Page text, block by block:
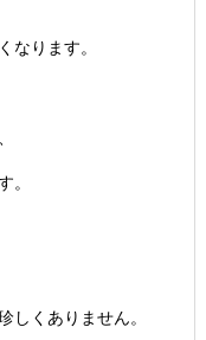
なります。
。
しくありません。